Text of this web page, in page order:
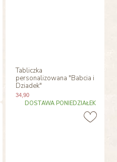
Tabliczka
personalizowana "Babcia i
Dziadek"
34 ,90
DOSTAWA PONIEDZIAŁEK